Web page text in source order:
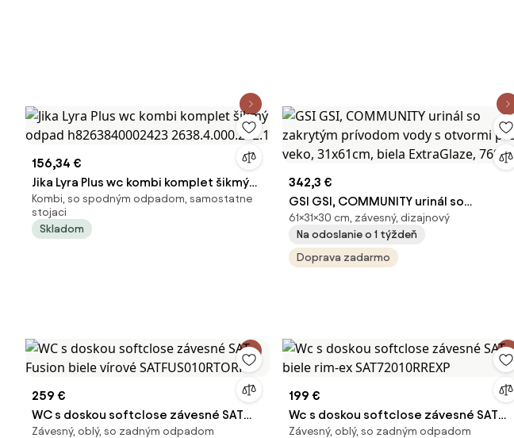
156,34 €
Jika Lyra Plus wc kombi komplet šikmý
odpad h8263840002423
2638.4.000.242.1
Kombi, so spodným odpadom, samostatne
stojaci
Skladom
342,3 €
GSI GSI, COMMUNITY urinál so
zakrytým prívodom vody s otvormi pre
veko, 31x61cm, biela ExtraGlaze, 769811
61×31×30 cm, závesný, dizajnový
Na odoslanie o 1 týždeň
Doprava zadarmo
259 €
WC s doskou softclose závesné SAT
Fusion biele vírové SATFUS010RTORP
Závesný, oblý, so zadným odpadom
199 €
Wc s doskou softclose závesné SAT
biele rim-ex SAT72010RREXP
Závesný, oblý, so zadným odpadom